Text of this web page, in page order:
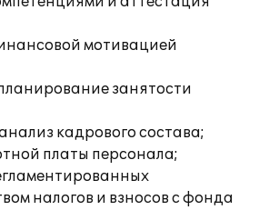
мотивацией
занятости
кадрового состава;
платы персонала;
налогов и взносов с фонда